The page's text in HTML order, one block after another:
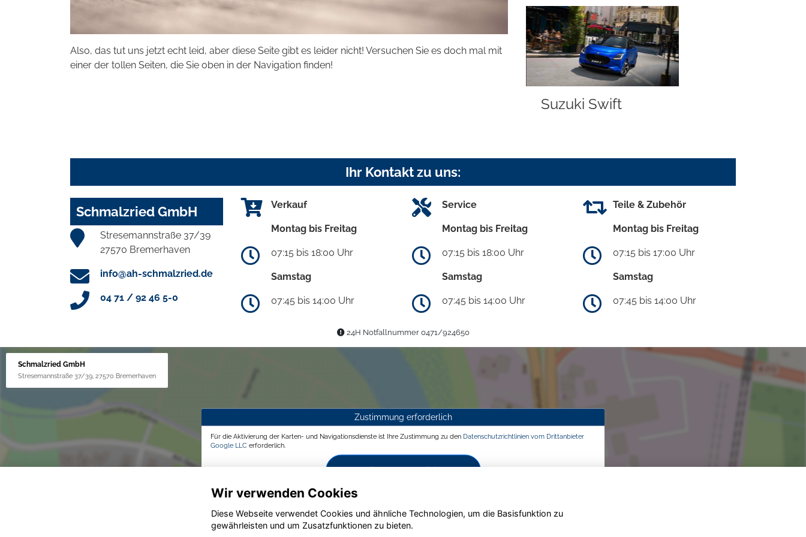
Also, das tut uns jetzt echt leid, aber diese Seite gibt es leider nicht! Versuchen Sie es doch mal mit
einer der tollen Seiten, die Sie oben in der Navigation finden!
Suzuki Swift
Ihr Kontakt zu uns:
Schmalzried GmbH
Stresemannstraße 37/39
27570 Bremerhaven
info@ah-schmalzried.de
04 71 / 92 46 5-0
Verkauf
Montag bis Freitag
07:15 bis 18:00 Uhr
Samstag
07:45 bis 14:00 Uhr
Service
Montag bis Freitag
07:15 bis 18:00 Uhr
Samstag
07:45 bis 14:00 Uhr
Teile & Zubehör
Montag bis Freitag
07:15 bis 17:00 Uhr
Samstag
07:45 bis 14:00 Uhr
24H Notfallnummer 0471/924650
Schmalzried GmbH
Stresemannstraße 37/39, 27570 Bremerhaven
Zustimmung erforderlich
Für die Aktivierung der Karten- und Navigationsdienste ist Ihre Zustimmung zu den Datenschutzrichtlinien vom Drittanbieter
Google LLC erforderlich.
Wir verwenden Cookies
Diese Webseite verwendet Cookies und ähnliche Technologien, um die Basisfunktion zu
gewährleisten und um Zusatzfunktionen zu bieten.